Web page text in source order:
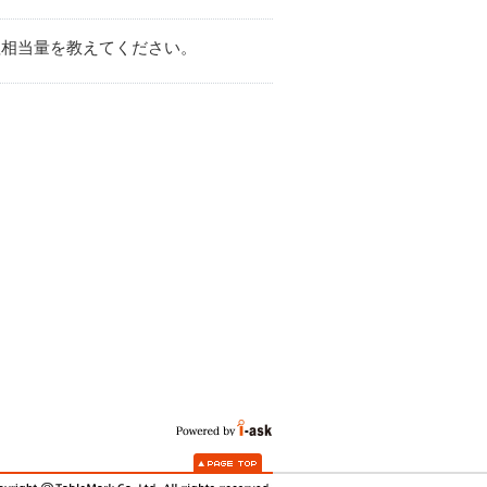
当量を教えてください。